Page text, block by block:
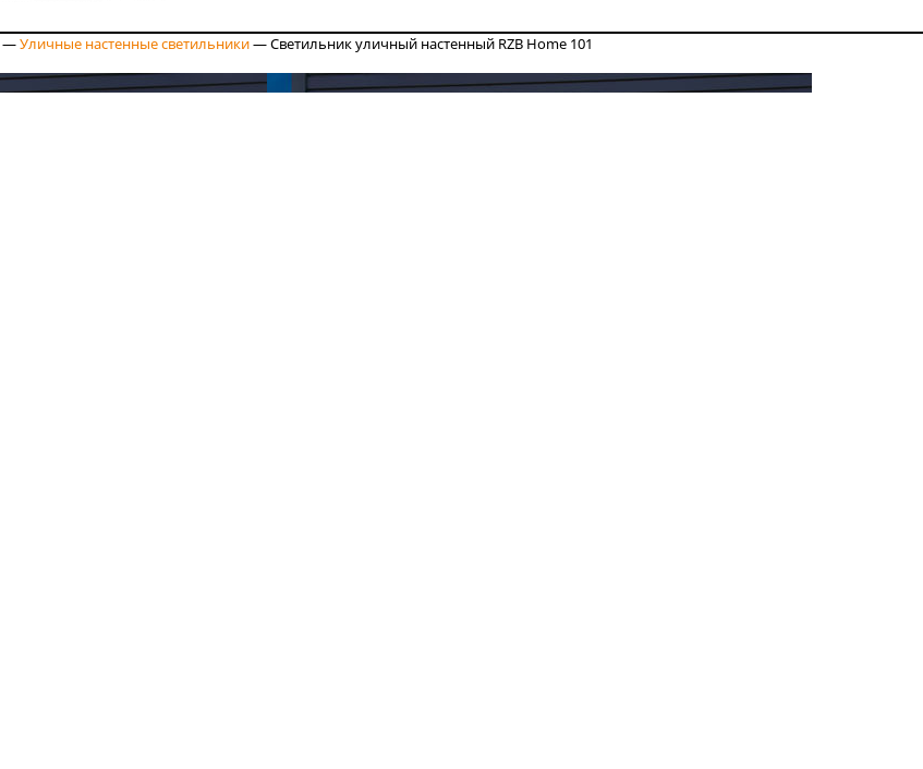
—Уличные настенные светильники—Светильник уличный настенный RZB Home 101